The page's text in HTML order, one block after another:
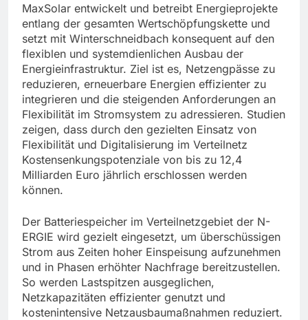
MaxSolar entwickelt und betreibt Energieprojekte
entlang der gesamten Wertschöpfungskette und
setzt mit Winterschneidbach konsequent auf den
flexiblen und systemdienlichen Ausbau der
Energieinfrastruktur. Ziel ist es, Netzengpässe zu
reduzieren, erneuerbare Energien effizienter zu
integrieren und die steigenden Anforderungen an
Flexibilität im Stromsystem zu adressieren. Studien
zeigen, dass durch den gezielten Einsatz von
Flexibilität und Digitalisierung im Verteilnetz
Kostensenkungspotenziale von bis zu 12,4
Milliarden Euro jährlich erschlossen werden
können.
Der Batteriespeicher im Verteilnetzgebiet der N-
ERGIE wird gezielt eingesetzt, um überschüssigen
Strom aus Zeiten hoher Einspeisung aufzunehmen
und in Phasen erhöhter Nachfrage bereitzustellen.
So werden Lastspitzen ausgeglichen,
Netzkapazitäten effizienter genutzt und
kostenintensive Netzausbaumaßnahmen reduziert.